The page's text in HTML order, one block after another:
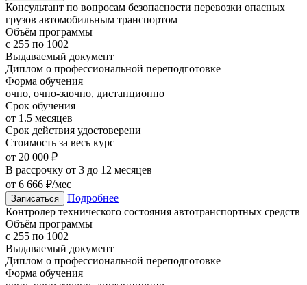
Консультант по вопросам безопасности перевозки опасных
грузов автомобильным транспортом
Объём программы
с 255 по 1002
Выдаваемый документ
Диплом о профессиональной переподготовке
Форма обучения
очно, очно-заочно, дистанционно
Срок обучения
от 1.5 месяцев
Срок действия удостоверени
Стоимость за весь курс
от 20 000 ₽
В рассрочку от 3 до 12 месяцев
от 6 666 ₽/мес
Записаться
Подробнее
Контролер технического состояния автотранспортных средств
Объём программы
с 255 по 1002
Выдаваемый документ
Диплом о профессиональной переподготовке
Форма обучения